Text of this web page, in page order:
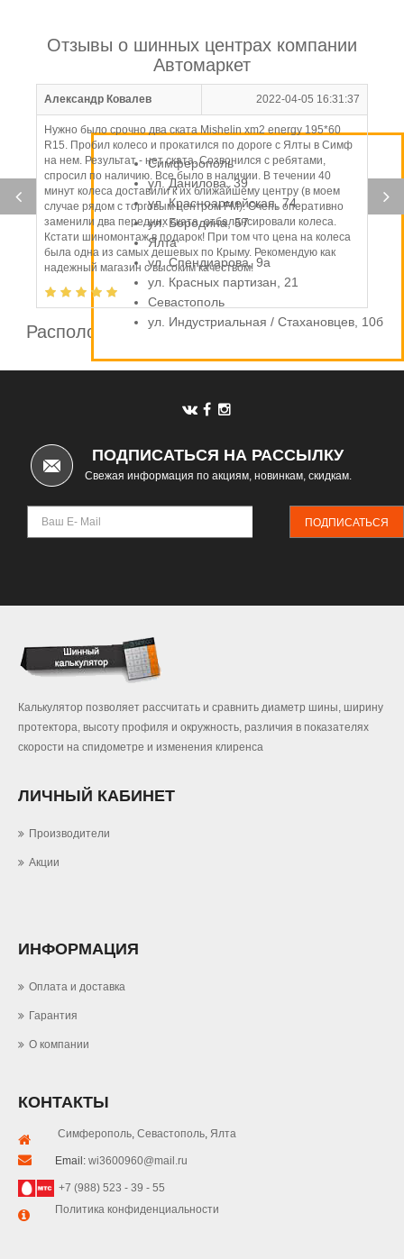
Отзывы о шинных центрах компании
Автомаркет
Александр Ковалев 2022-04-05 16:31:37
Нужно было срочно два ската Mishelin xm2 energy 195*60
R15. Пробил колесо и прокатился по дороге с Ялты в Симф
на нем. Результат - нет ската. Созвонился с ребятами,
спросил по наличию. Все было в наличии. В течении 40
минут колеса доставили к их ближайшему центру (в моем
случае рядом с торговым центром FM). Очень оперативно
заменили два передних ската, отбалансировали колеса.
Кстати шиномонтаж в подарок! При том что цена на колеса
была одна из самых дешевых по Крыму. Рекомендую как
надежный магазин с высоким качеством!
Расположение шинных центров компании
Симферополь
ул. Данилова, 39
ул. Красноармейская, 74
ул. Бородина, 57
Ялта
ул. Спендиарова, 9а
ул. Красных партизан, 21
Севастополь
ул. Индустриальная / Стахановцев, 10б
ПОДПИСАТЬСЯ НА РАССЫЛКУ
Свежая информация по акциям, новинкам, скидкам.
ПОДПИСАТЬСЯ
Калькулятор позволяет рассчитать и сравнить диаметр шины, ширину
протектора, высоту профиля и окружность, различия в показателях
скорости на спидометре и изменения клиренса
ЛИЧНЫЙ КАБИНЕТ
Производители
Акции
ИНФОРМАЦИЯ
Оплата и доставка
Гарантия
О компании
КОНТАКТЫ
Симферополь, Севастополь, Ялта
Email: wi3600960@mail.ru
+7 (988) 523 - 39 - 55
Политика конфиденциальности